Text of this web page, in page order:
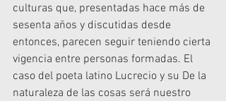
culturas que, presentadas hace más de
sesenta años y discutidas desde
entonces, parecen seguir teniendo cierta
vigencia entre personas formadas. El
caso del poeta latino Lucrecio y su De la
naturaleza de las cosas será nuestro